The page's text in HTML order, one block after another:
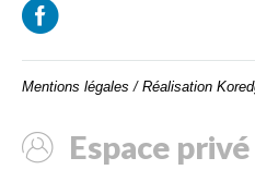
Mentions légales / Réalisation
Espace privé